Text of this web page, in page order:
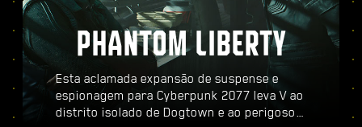
PHANTOM LIBERTY
Esta aclamada expansão de suspense e
espionagem para Cyberpunk 2077 leva V ao
distrito isolado de Dogtown e ao perigoso